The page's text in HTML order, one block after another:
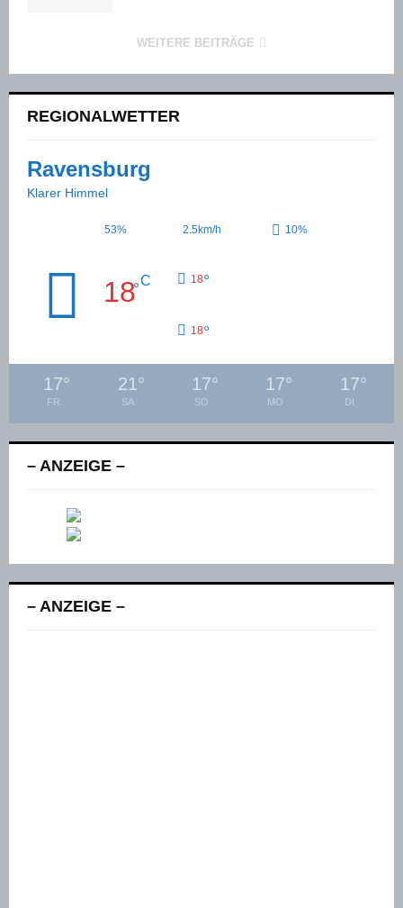
WEITERE BEITRÄGE
REGIONALWETTER
Ravensburg
Klarer Himmel
53% 2.5km/h 10%
18°C 18°
18°
17°
FR
21°
SA
17°
SO
17°
MO
17°
DI
– ANZEIGE –
– ANZEIGE –